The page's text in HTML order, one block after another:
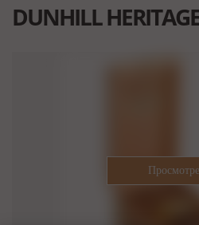
DUNHILL